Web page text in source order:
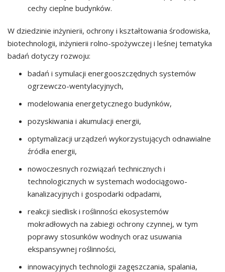
cechy cieplne budynków.
W dziedzinie inżynierii, ochrony i kształtowania środowiska,
biotechnologii, inżynierii rolno-spożywczej i leśnej tematyka
badań dotyczy rozwoju:
badań i symulacji energooszczędnych systemów
ogrzewczo-wentylacyjnych,
modelowania energetycznego budynków,
pozyskiwania i akumulacji energii,
optymalizacji urządzeń wykorzystujących odnawialne
źródła energii,
nowoczesnych rozwiązań technicznych i
technologicznych w systemach wodociągowo-
kanalizacyjnych i gospodarki odpadami,
reakcji siedlisk i roślinności ekosystemów
mokradłowych na zabiegi ochrony czynnej, w tym
poprawy stosunków wodnych oraz usuwania
ekspansywnej roślinności,
innowacyjnych technologii zagęszczania, spalania,